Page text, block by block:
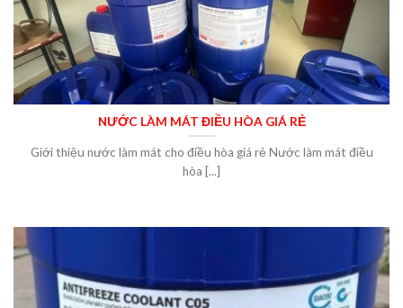
NƯỚC LÀM MÁT ĐIỀU HÒA GIÁ RẺ
Giới thiệu nước làm mát cho điều hòa giá rẻ Nước làm mát điều
hòa [...]